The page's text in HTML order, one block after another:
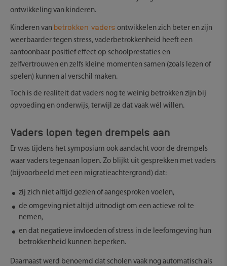
ontwikkeling van kinderen.
Kinderen van betrokken vaders ontwikkelen zich beter en zijn
weerbaarder tegen stress, vaderbetrokkenheid heeft een
aantoonbaar positief effect op schoolprestaties en
zelfvertrouwen en zelfs kleine momenten samen (zoals lezen of
spelen) kunnen al verschil maken.
Toch is de realiteit dat vaders nog te weinig betrokken zijn bij
opvoeding en onderwijs, terwijl ze dat vaak wél willen.
Vaders lopen tegen drempels aan
Er was tijdens het symposium ook aandacht voor de drempels
waar vaders tegenaan lopen. Zo blijkt uit gesprekken met vaders
(bijvoorbeeld met een migratieachtergrond) dat:
zij zich niet altijd gezien of aangesproken voelen,
de omgeving niet altijd uitnodigt om een actieve rol te
nemen,
en dat negatieve invloeden of stress in de leefomgeving hun
betrokkenheid kunnen beperken.
Daarnaast werd benoemd dat scholen vaak nog automatisch als